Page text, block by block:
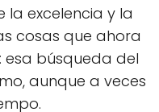
la excelencia y la
cosas que ahora
búsqueda del
aunque a veces